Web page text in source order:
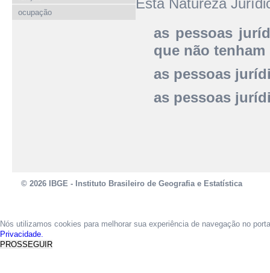
ocupação
Esta Natureza
as pessoas
que não
as pessoas
as pessoas
© 2026 IBGE - Instituto Brasileiro de Geografia e Estatística
Nós utilizamos cookies para melhorar sua experiência de navegação no
Privacidade.
PROSSEGUIR